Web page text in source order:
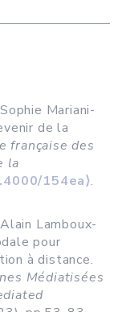
Mariani-
de la
française des
la
154ea⟩.
Lamboux-
pour
à distance.
Médiatisées